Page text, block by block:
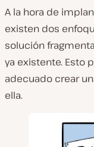
A la hora de
existen dos
solución
ya existente. Esto
adecuado crear
ella.